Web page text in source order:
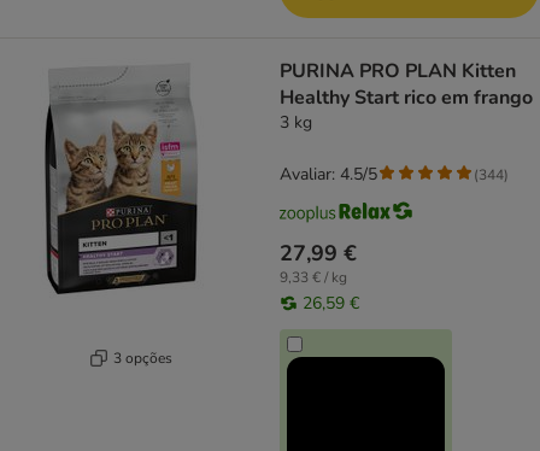
3 opções
PURINA PRO PLAN Kitten
Healthy Start rico em frango
3 kg
27,99 €
9,33 € / kg
26,59 €
Avaliar: 4.5/5 (344)